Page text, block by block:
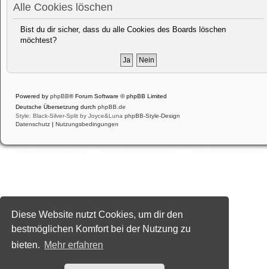
Diese Website nutzt Cookies, um dir den
bestmöglichen Komfort bei der Nutzung zu
bieten. Mehr erfahren
Alle Cookies löschen
Bist du dir sicher, dass du alle Cookies des Boards löschen
möchtest?
Powered by phpBB® Forum Software © phpBB Limited
Deutsche Übersetzung durch phpBB.de
Style: Black-Silver-Split by Joyce&Luna phpBB-Style-Design
Datenschutz
Nutzungsbedingungen